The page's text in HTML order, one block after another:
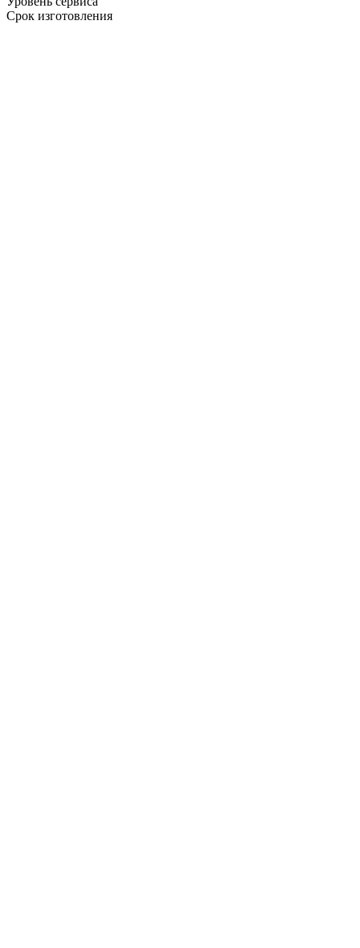
Срок изготовления